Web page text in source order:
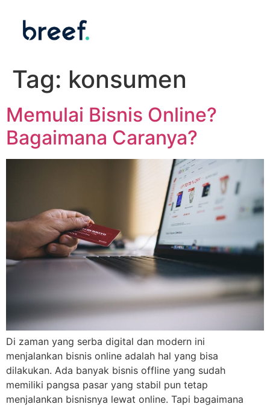
Tag: konsumen
Memulai Bisnis Online?
Bagaimana Caranya?
Di zaman yang serba digital dan modern ini
menjalankan bisnis online adalah hal yang bisa
dilakukan. Ada banyak bisnis offline yang sudah
memiliki pangsa pasar yang stabil pun tetap
menjalankan bisnisnya lewat online. Tapi bagaimana